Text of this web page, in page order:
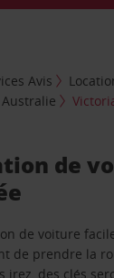
Avis
Australie
de
de voiture
de prendre la
irez, des clés